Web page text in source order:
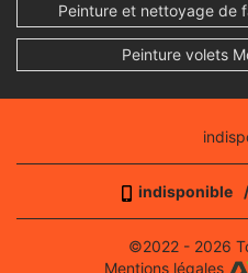
Peinture et nettoyage de
Peinture volets
indisponible /
©2022 - 2026
Mentions légales